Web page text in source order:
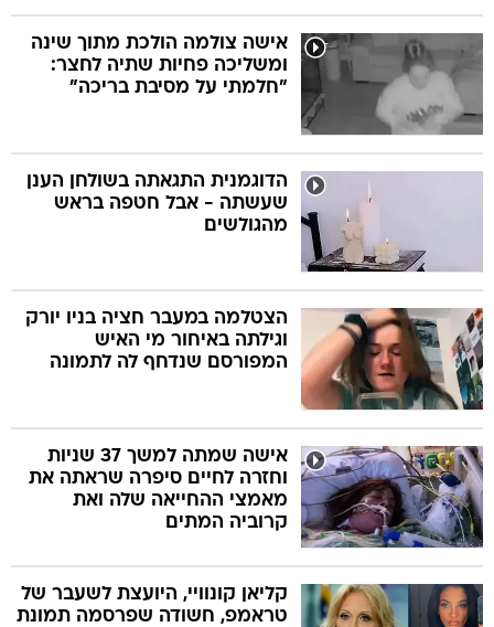
אישה צולמה הולכת מתוך שינה
ומשליכה פחיות שתיה לחצר:
"חלמתי על מסיבת בריכה"
הדוגמנית התגאתה בשולחן הענן
שעשתה - אבל חטפה בראש
מהגולשים
הצטלמה במעבר חציה בניו יורק
וגילתה באיחור מי האיש
המפורסם שנדחף לה לתמונה
אישה שמתה למשך 37 שניות
וחזרה לחיים סיפרה שראתה את
מאמצי ההחייאה שלה ואת
קרוביה המתים
קליאן קונוויי, היועצת לשעבר של
טראמפ, חשודה שפרסמה תמונת